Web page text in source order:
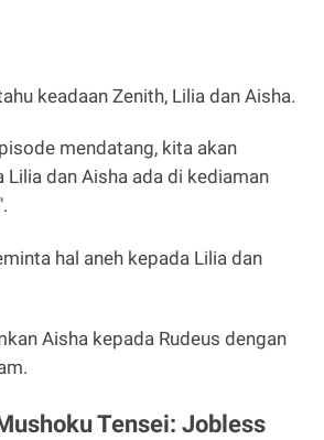
keadaan Zenith, Lilia dan Aisha.
mendatang, kita akan
Lilia dan Aisha ada di kediaman
hal aneh kepada Lilia dan
Aisha kepada Rudeus dengan
Tensei: Jobless